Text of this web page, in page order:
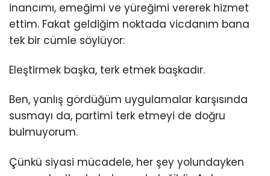
inancımı, emeğimi ve yüreğimi vererek hizmet
ettim. Fakat geldiğim noktada vicdanım bana
tek bir cümle söylüyor:
Eleştirmek başka, terk etmek başkadır.
Ben, yanlış gördüğüm uygulamalar karşısında
susmayı da, partimi terk etmeyi de doğru
bulmuyorum.
Çünkü siyasi mücadele, her şey yolundayken